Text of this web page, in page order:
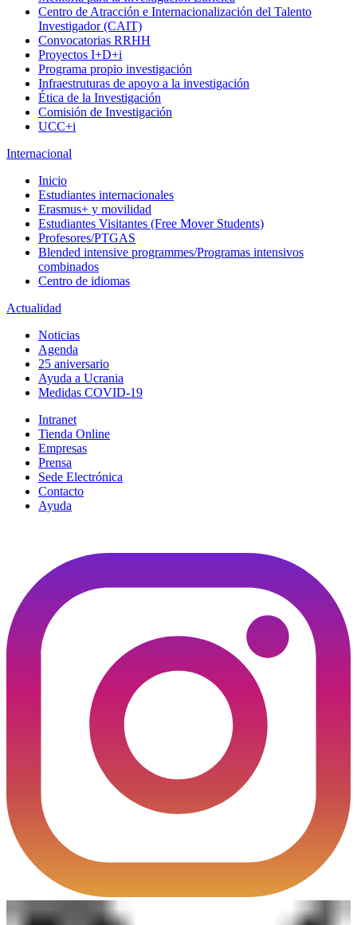
Centro de Atracción e Internacionalización del Talento
Investigador (CAIT)
Convocatorias RRHH
Proyectos I+D+i
Programa propio investigación
Infraestruturas de apoyo a la investigación
Ética de la Investigación
Comisión de Investigación
UCC+i
Internacional
Inicio
Estudiantes internacionales
Erasmus+ y movilidad
Estudiantes Visitantes (Free Mover Students)
Profesores/PTGAS
Blended intensive programmes/Programas intensivos
combinados
Centro de idiomas
Actualidad
Noticias
Agenda
25 aniversario
Ayuda a Ucrania
Medidas COVID-19
Intranet
Tienda Online
Empresas
Prensa
Sede Electrónica
Contacto
Ayuda